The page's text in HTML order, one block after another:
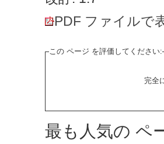
PDF ファイルで
この ページ を評価してください:
完全
最も人気の ペ